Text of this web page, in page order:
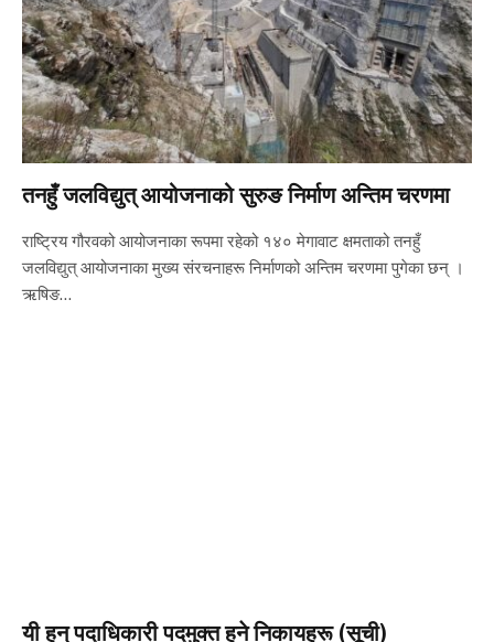
तनहुँ जलविद्युत् आयोजनाको सुरुङ निर्माण अन्तिम चरणमा
राष्ट्रिय गौरवको आयोजनाका रूपमा रहेको १४० मेगावाट क्षमताको तनहुँ
जलविद्युत् आयोजनाका मुख्य संरचनाहरू निर्माणको अन्तिम चरणमा पुगेका छन् ।
ऋषिङ…
यी हुन् पदाधिकारी पदमुक्त हुने निकायहरू (सूची)